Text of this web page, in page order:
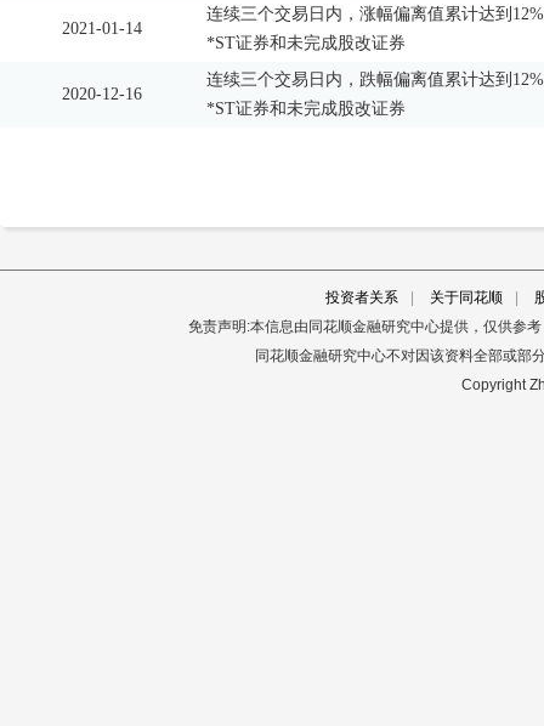
2021-01-14
连续三个交易日内，涨幅偏离值累计达到
*ST证券和未完成股改证券
2020-12-16
连续三个交易日内，跌幅偏离值累计达到
*ST证券和未完成股改证券
投资者关系 关于同花顺
免责声明:本信息由同花顺金融研究中心提供，仅供参
同花顺金融研究中心不对因该资料全部或部
Copyright